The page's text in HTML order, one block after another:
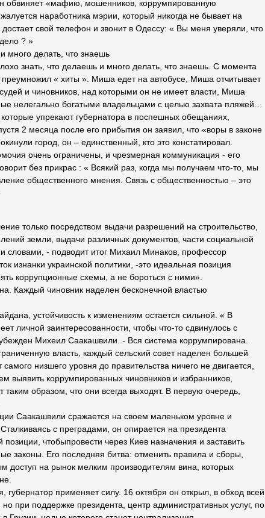
обвиняет «мафию, мошенников, коррумпированную
наработника мэрии, который никогда не бывает на
свой телефон и звонит в Одессу: « Вы меня уверяли, что
? »
много делать, что знаешь
знать, что делаешь и много делать, что знаешь. С момента
преумножил « хиты ». Миша едет на автобусе, Миша отчитывает
и чиновников, над которыми он не имеет власти, Миша
нелегально богатыми владельцами с целью захвата пляжей…
которые упрекают губернатора в поспешных обещаниях,
2 месяца после его прибытия он заявил, что «воры в законе
город, он – единственный, кто это констатировал.
очень ограничены, и чрезмерная коммуникация - его
без прикрас : « Всякий раз, когда мы получаем что-то, мы
общественного мнения. Связь с общественностью – это
только посредством выдачи разрешений на строительство,
земли, выдачи различных документов, части социальной
словами, - подводит итог Михаил Минаков, профессор
изнанки украинской политики, -это идеальная позиция
коррупционные схемы, а не бороться с ними».
Каждый чиновник наделен бесконечной властью
устойчивость к изменениям остается сильной. « В
личной заинтересованности, чтобы что-то сдвинулось с
Михеил Саакашвили. - Вся система коррумпирована.
власть, каждый сельский совет наделен большей
низшего уровня до правительства ничего не двигается,
выявить коррумпированных чиновников и избранников,
таким образом, что они всегда выходят. В первую очередь,
Саакашвили сражается на своем маленьком уровне и
с преградами, он опирается на президента
чтобыпровести через Киев назначения и заставить
законы. Его последняя битва: отменить правила и сборы,
доступ на рынок мелким производителям вина, которых
губернатор применяет силу. 16 октября он открыл, в обход всей
при поддержке президента, центр административных услуг, по